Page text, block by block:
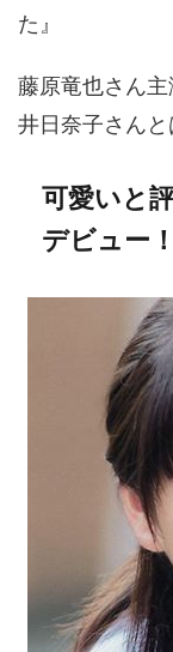
た』
藤原竜也さん
井日奈子さんと
可愛いと
デビュー！